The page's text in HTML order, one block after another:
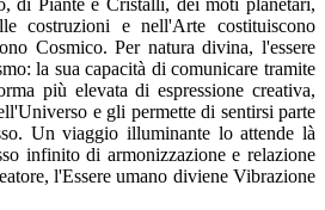
di Piante e Cristalli, dei moti planetari,
costruzioni e nell'Arte costituiscono
Cosmico. Per natura divina, l'essere
la sua capacità di comunicare tramite
più elevata di espressione creativa,
e gli permette di sentirsi parte
Un viaggio illuminante lo attende là
infinito di armonizzazione e relazione
l'Essere umano diviene Vibrazione